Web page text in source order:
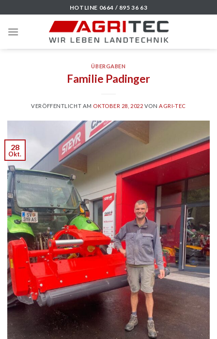
to
content
HOTLINE 0664 / 895 36 63
ÜBERGABEN
Familie Padinger
VERÖFFENTLICHT AM OKTOBER 28, 2022 VON AGRI-TEC
28
Okt.